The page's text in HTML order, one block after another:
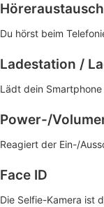
Du hörst beim
Ladestation /
Lädt dein
Power-/
Reagiert der Ein-/
Face ID
Die Selfie-Kamera ist